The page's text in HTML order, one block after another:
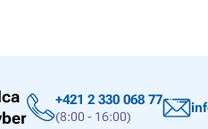
+421 2 330 068 77
(8:00 - 16:00)